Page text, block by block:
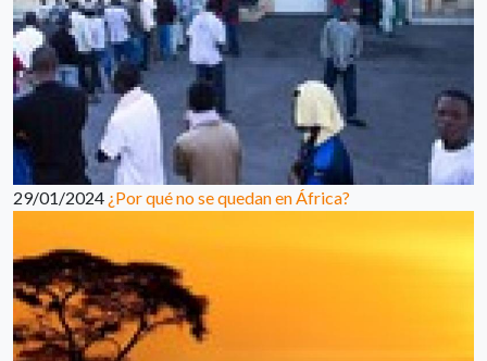
29/01/2024 ¿Por qué no se quedan en África?